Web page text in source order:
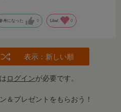
考になった 0 Like! 0
表示：新しい順
ログインが必要です。
＆プレゼントをもらおう！